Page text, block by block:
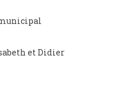
et Didier